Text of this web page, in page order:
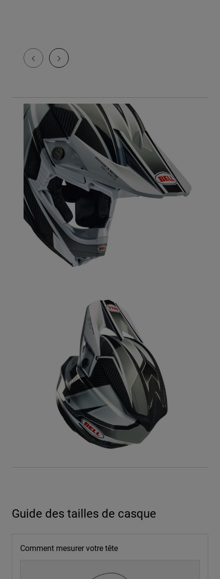
Guide des tailles de casque
Comment mesurer votre tête